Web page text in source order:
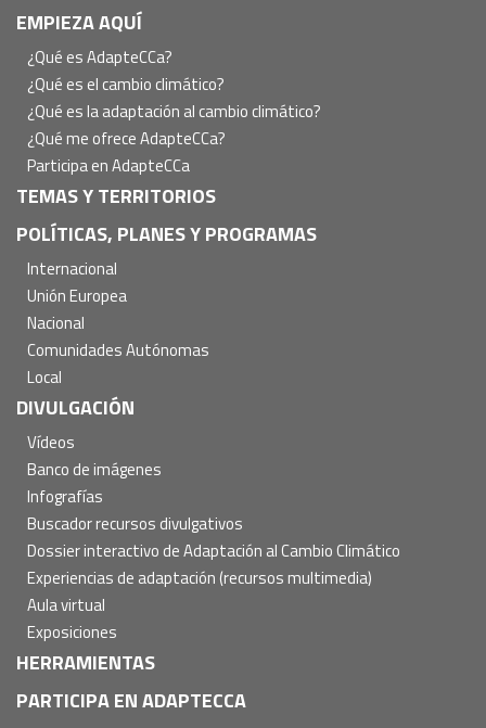
Navegación
principal
EMPIEZA AQUÍ
¿Qué es AdapteCCa?
¿Qué es el cambio climático?
¿Qué es la adaptación al cambio climático?
¿Qué me ofrece AdapteCCa?
Participa en AdapteCCa
TEMAS Y TERRITORIOS
POLÍTICAS, PLANES Y PROGRAMAS
Internacional
Unión Europea
Nacional
Comunidades Autónomas
Local
DIVULGACIÓN
Vídeos
Banco de imágenes
Infografías
Buscador recursos divulgativos
Dossier interactivo de Adaptación al Cambio Climático
Experiencias de adaptación (recursos multimedia)
Aula virtual
Exposiciones
HERRAMIENTAS
PARTICIPA EN ADAPTECCA